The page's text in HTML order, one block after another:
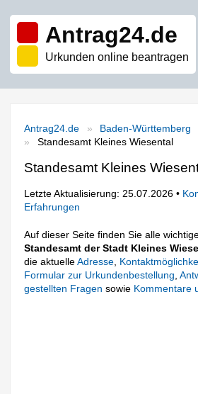
Antrag24.de
Urkunden online beantragen
Antrag24.de
Baden-Württemberg
Standesamt Kleines Wiesental
Standesamt Kleines
Letzte Aktualisierung: 25.07.2026 •
Erfahrungen
Auf dieser Seite finden Sie alle
Standesamt der Stadt Kleines
die aktuelleAdresse
Formular zur Urkundenbestellung ,
gestellten Fragen sowie Kommentare